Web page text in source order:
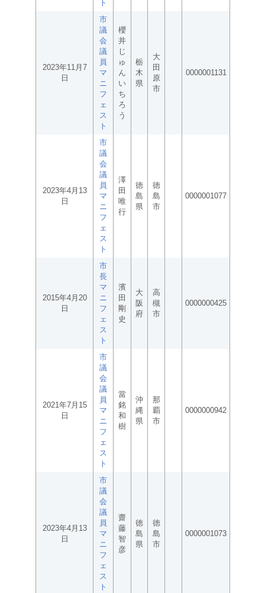
ト
2023年11月7
日
市
議
会
議
員
マ
ニ
フ
ェ
ス
ト
櫻
井
じ
ゅ
ん
い
ち
ろ
う
栃
木
県
大
田
原
市
0000001131
2023年4月13
日
市
議
会
議
員
マ
ニ
フ
ェ
ス
ト
澤
田
唯
行
徳
島
県
徳
島
市
0000001077
2015年4月20
日
市
長
マ
ニ
フ
ェ
ス
ト
濱
田
剛
史
大
阪
府
高
槻
市
0000000425
2021年7月15
日
市
議
会
議
員
マ
ニ
フ
ェ
ス
ト
當
銘
和
樹
沖
縄
県
那
覇
市
0000000942
2023年4月13
日
市
議
会
議
員
マ
ニ
フ
ェ
ス
ト
齋
藤
智
彦
徳
島
県
徳
島
市
0000001073